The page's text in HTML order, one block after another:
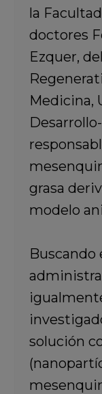
la
doctores
Ezquer,
Medicina,
grasa
modelo
Buscando
solución